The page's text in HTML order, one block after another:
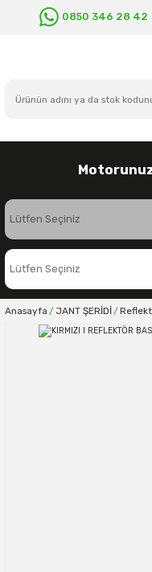
0850 346 28 42
Anasayfa JANT ŞERİDİ